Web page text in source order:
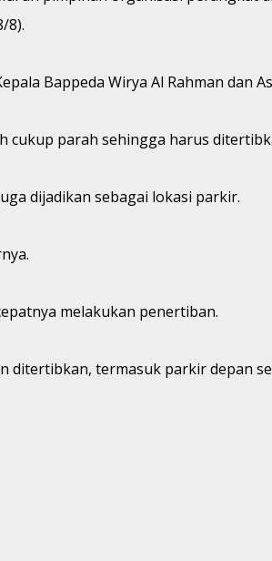
8).
Bappeda Wirya Al Rahman dan
cukup parah sehingga harus
dijadikan sebagai lokasi parkir.
melakukan penertiban.
ditertibkan, termasuk parkir depan